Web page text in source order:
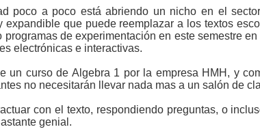
poco a poco está abriendo un nicho en el
que puede reemplazar a los textos
de experimentación en este semestre
electrónicas e interactivas.
un curso de Algebra 1 por la empresa HMH, y
no necesitarán llevar nada mas a un salón de
con el texto, respondiendo preguntas, o
genial.